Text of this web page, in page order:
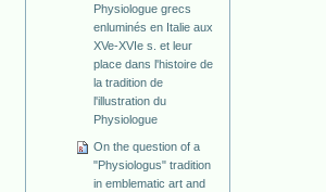
Physiologue grecs
enluminés en Italie aux
XVe-XVIe s. et leur
place dans l'histoire de
la tradition de
l'illustration du
Physiologue
On the question of a
"Physiologus" tradition
in emblematic art and